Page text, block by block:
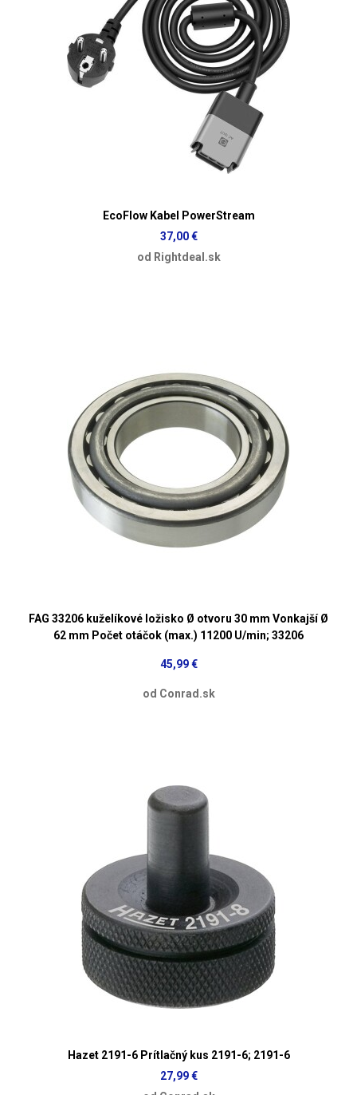
EcoFlow Kabel PowerStream
37,00 €
od Rightdeal.sk
FAG 33206 kuželíkové ložisko Ø otvoru 30 mm Vonkajší Ø
62 mm Počet otáčok (max.) 11200 U/min; 33206
45,99 €
od Conrad.sk
Hazet 2191-6 Prítlačný kus 2191-6; 2191-6
27,99 €